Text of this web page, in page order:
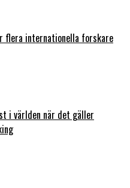
flera internationella forskare
i världen när det gäller